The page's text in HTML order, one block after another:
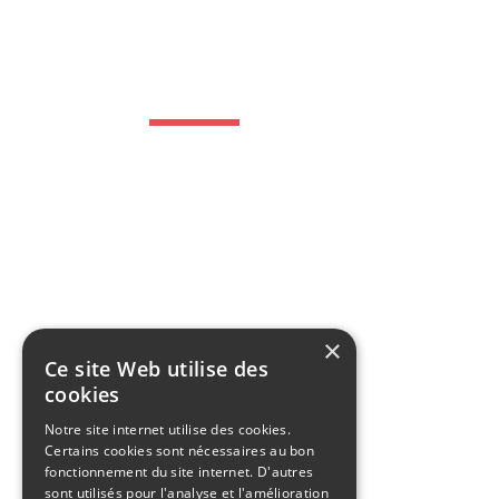
Large choix de véhicule
Solution de financement
×
Ce site Web utilise des
cookies
Notre site internet utilise des cookies.
Certains cookies sont nécessaires au bon
fonctionnement du site internet. D'autres
sont utilisés pour l'analyse et l'amélioration